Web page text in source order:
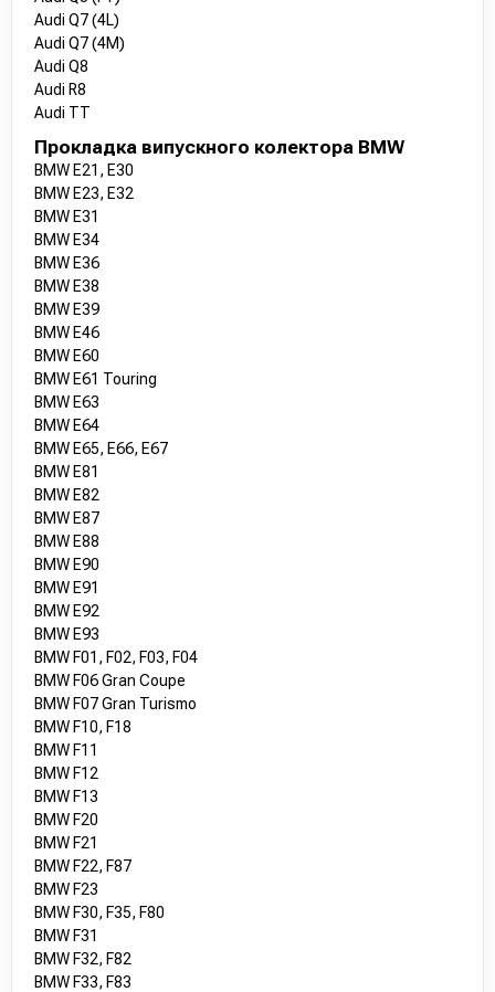
Audi Q7 (4L)
Audi Q7 (4M)
Audi Q8
Audi R8
Audi TT
Прокладка випускного колектора BMW
BMW E21, E30
BMW E23, E32
BMW E31
BMW E34
BMW E36
BMW E38
BMW E39
BMW E46
BMW E60
BMW E61 Touring
BMW E63
BMW E64
BMW E65, E66, E67
BMW E81
BMW E82
BMW E87
BMW E88
BMW E90
BMW E91
BMW E92
BMW E93
BMW F01, F02, F03, F04
BMW F06 Gran Coupe
BMW F07 Gran Turismo
BMW F10, F18
BMW F11
BMW F12
BMW F13
BMW F20
BMW F21
BMW F22, F87
BMW F23
BMW F30, F35, F80
BMW F31
BMW F32, F82
BMW F33, F83